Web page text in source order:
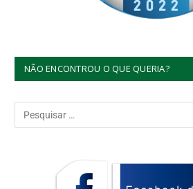
NÃO ENCONTROU O QUE QUERIA?